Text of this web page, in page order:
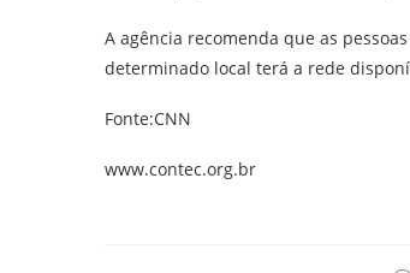
A agência recomenda que as
determinado local terá a rede
Fonte:CNN
www.contec.org.br